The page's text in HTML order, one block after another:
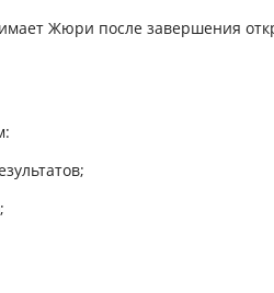
Жюри после завершения